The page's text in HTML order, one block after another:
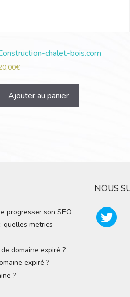
chalet-bois.com
€
Ajouter au panier
progresser son SEO
quelles metrics
domaine expiré ?
expiré ?
?
NOUS